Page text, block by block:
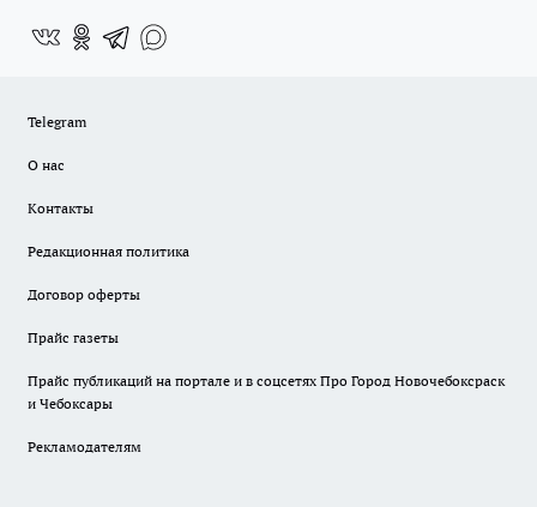
Telegram
О нас
Контакты
Редакционная политика
Договор оферты
Прайс газеты
Прайс публикаций на портале и в соцсетях Про Город Новочебоксраск
и Чебоксары
Рекламодателям